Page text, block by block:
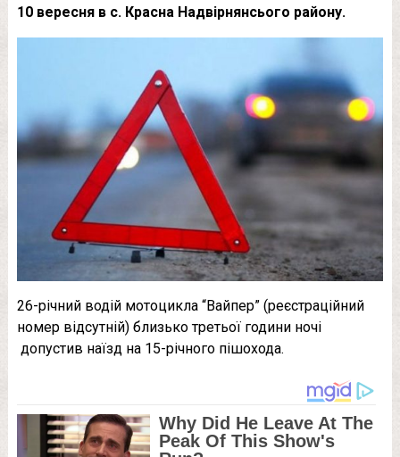
10 вересня в с. Красна Надвірнянсього району.
26-річний водій мотоцикла “Вайпер” (реєстраційний
номер відсутній) близько третьої години ночі
допустив наїзд на 15-річного пішохода.